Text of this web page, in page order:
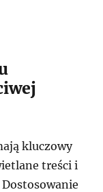
kluczowy
treści i